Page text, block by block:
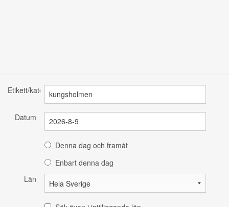
Etikett/kategori
Datum
Denna dag och framåt
Enbart denna dag
Län